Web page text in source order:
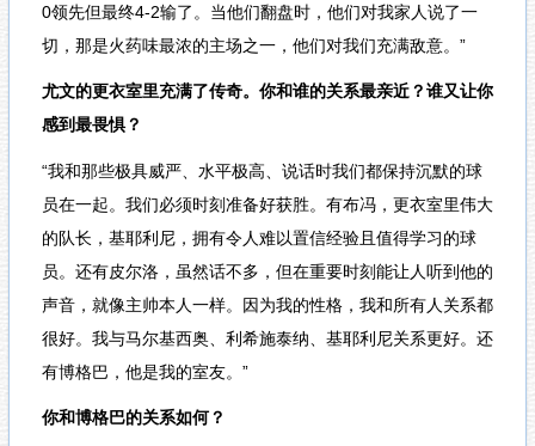
0领先但最终4-2输了。当他们翻盘时，他们对我家人说了一
切，那是火药味最浓的主场之一，他们对我们充满敌意。”
尤文的更衣室里充满了传奇。你和谁的关系最亲近？谁又让你
感到最畏惧？
“我和那些极具威严、水平极高、说话时我们都保持沉默的球
员在一起。我们必须时刻准备好获胜。有布冯，更衣室里伟大
的队长，基耶利尼，拥有令人难以置信经验且值得学习的球
员。还有皮尔洛，虽然话不多，但在重要时刻能让人听到他的
声音，就像主帅本人一样。因为我的性格，我和所有人关系都
很好。我与马尔基西奥、利希施泰纳、基耶利尼关系更好。还
有博格巴，他是我的室友。”
你和博格巴的关系如何？